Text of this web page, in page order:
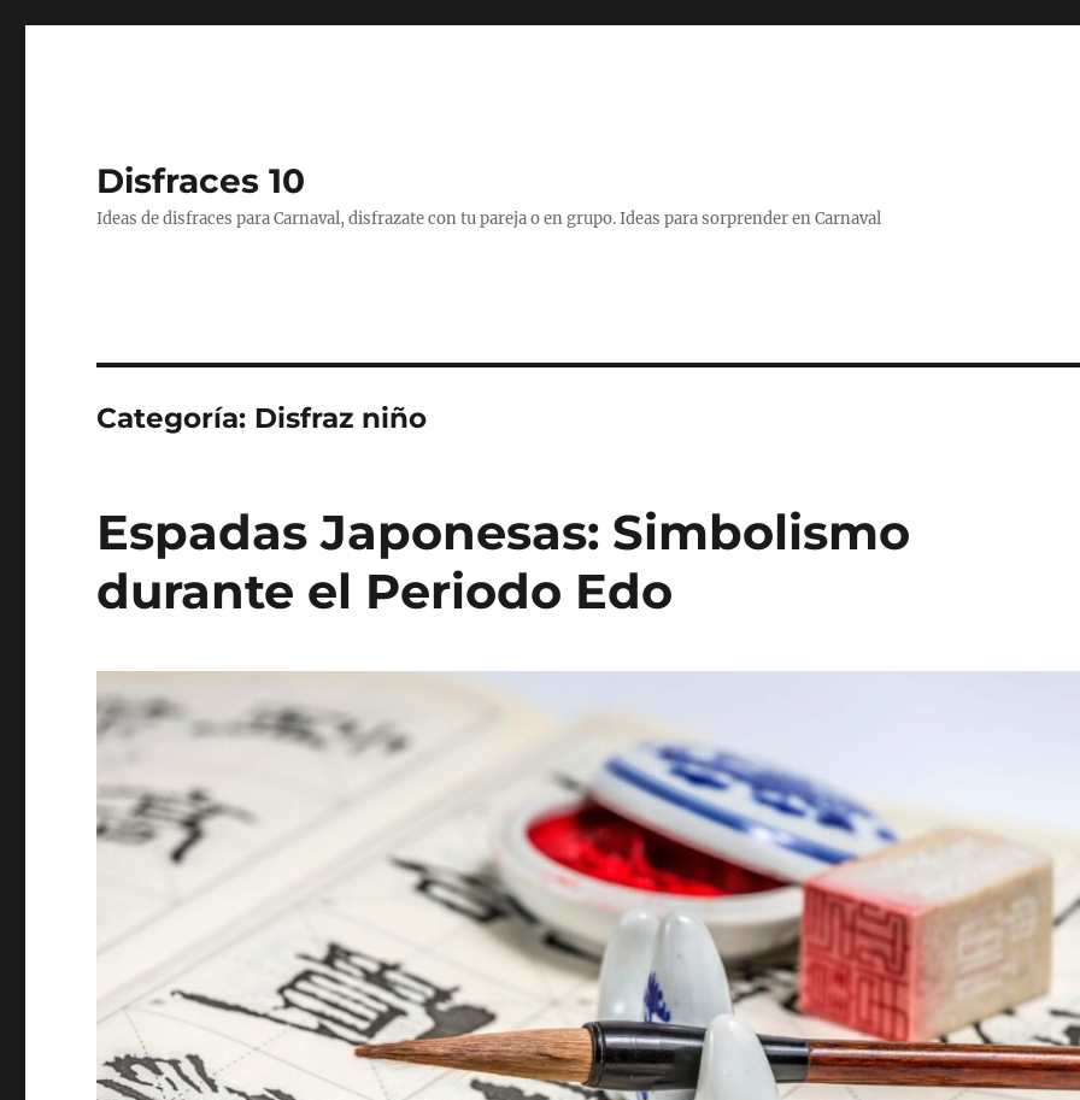
Disfraces 10
Ideas de disfraces para Carnaval, disfrazate con tu pareja o en grupo. Ideas para sorprender en Carnaval
Categoría: Disfraz niño
Espadas Japonesas: Simbolismo
durante el Periodo Edo